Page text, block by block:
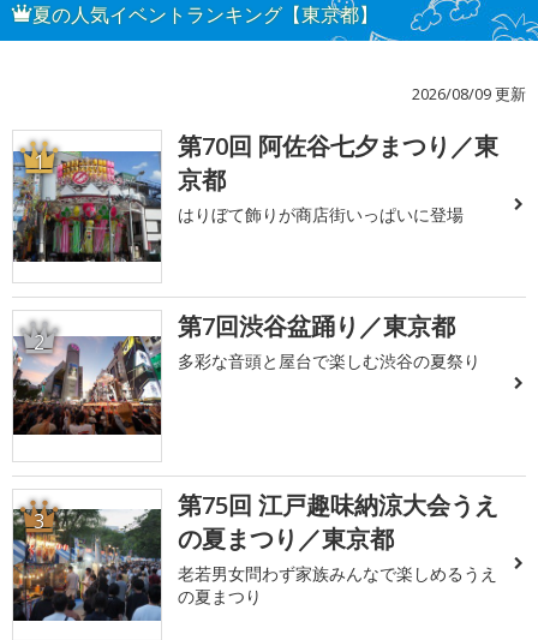
夏の人気イベントランキング【東京都】
2026/08/09 更新
1
第70回 阿佐谷七夕まつり／東
京都
はりぼて飾りが商店街いっぱいに登場
2 第7回渋谷盆踊り／東京都
多彩な音頭と屋台で楽しむ渋谷の夏祭り
3
第75回 江戸趣味納涼大会うえ
の夏まつり／東京都
老若男女問わず家族みんなで楽しめるうえ
の夏まつり